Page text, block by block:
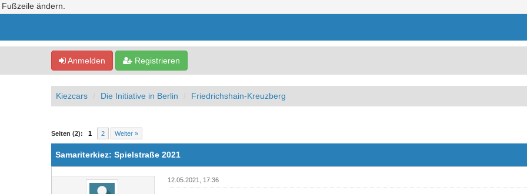
Fußzeile ändern.
Anmelden Registrieren
Kiezcars Die Initiative in Berlin Friedrichshain-Kreuzberg
Seiten (2): 1 2 Weiter »
0 Bewertung(en) - 0 im Durchschnitt
1
2
3
4
5
Samariterkiez: Spielstraße 2021
12.05.2021, 17:36